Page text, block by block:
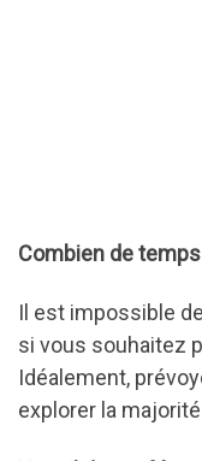
Combien de
Il est impossible
si vous souhaitez
Idéalement,
explorer la